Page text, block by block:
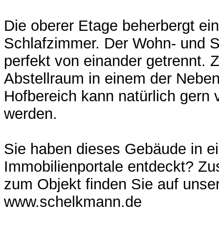
Die oberer Etage beherbergt
Schlafzimmer. Der Wohn- und
perfekt von einander getrennt.
Abstellraum in einem der
Hofbereich kann natürlich gern
werden.
Sie haben dieses Gebäude in
Immobilienportale entdeckt?
zum Objekt finden Sie auf
www.schelkmann.de